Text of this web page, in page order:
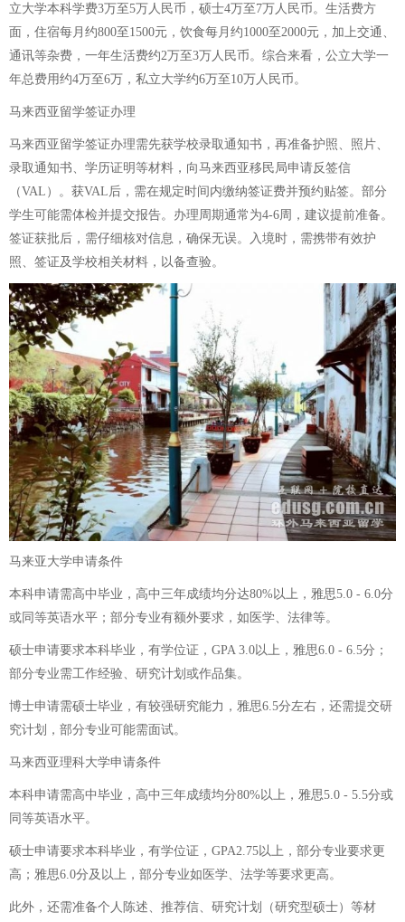
立大学本科学费3万至5万人民币，硕士4万至7万人民币。生活费方
面，住宿每月约800至1500元，饮食每月约1000至2000元，加上交通、
通讯等杂费，一年生活费约2万至3万人民币。综合来看，公立大学一
年总费用约4万至6万，私立大学约6万至10万人民币。
马来西亚留学签证办理
马来西亚留学签证办理需先获学校录取通知书，再准备护照、照片、
录取通知书、学历证明等材料，向马来西亚移民局申请反签信
（VAL）。获VAL后，需在规定时间内缴纳签证费并预约贴签。部分
学生可能需体检并提交报告。办理周期通常为4-6周，建议提前准备。
签证获批后，需仔细核对信息，确保无误。入境时，需携带有效护
照、签证及学校相关材料，以备查验。
马来亚大学申请条件
本科申请需高中毕业，高中三年成绩均分达80%以上，雅思5.0 - 6.0分
或同等英语水平；部分专业有额外要求，如医学、法律等。
硕士申请要求本科毕业，有学位证，GPA 3.0以上，雅思6.0 - 6.5分；
部分专业需工作经验、研究计划或作品集。
博士申请需硕士毕业，有较强研究能力，雅思6.5分左右，还需提交研
究计划，部分专业可能需面试。
马来西亚理科大学申请条件
本科申请需高中毕业，高中三年成绩均分80%以上，雅思5.0 - 5.5分或
同等英语水平。
硕士申请要求本科毕业，有学位证，GPA2.75以上，部分专业要求更
高；雅思6.0分及以上，部分专业如医学、法学等要求更高。
此外，还需准备个人陈述、推荐信、研究计划（研究型硕士）等材